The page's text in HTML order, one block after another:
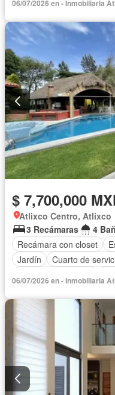
06/07/2026 en - Inmobiliaria
$ 7,700,000
Atlixco Centro, Atlixco
3 Recámaras
4
Recámara con closet
Jardín
Cuarto de
06/07/2026 en - Inmobiliaria